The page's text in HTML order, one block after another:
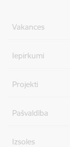
Vakances
Iepirkumi
Projekti
Pašvaldība
Izsoles